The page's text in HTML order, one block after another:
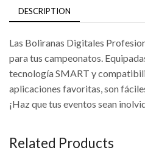
DESCRIPTION
Las Boliranas Digitales
para tus campeonatos.
tecnología SMART y
aplicaciones favoritas, son
¡Haz que tus eventos sean
Related Products